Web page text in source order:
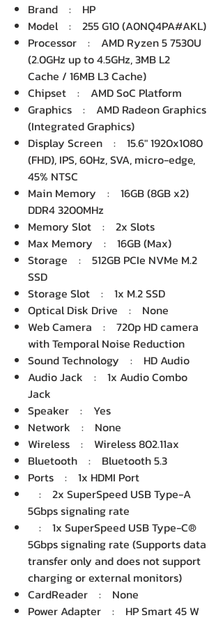
Brand : HP
Model : 255 G10 (A0NQ4PA#AKL)
Processor : AMD Ryzen 5 7530U
(2.0GHz up to 4.5GHz, 3MB L2
Cache / 16MB L3 Cache)
Chipset : AMD SoC Platform
Graphics : AMD Radeon Graphics
(Integrated Graphics)
Display Screen : 15.6" 1920x1080
(FHD), IPS, 60Hz, SVA, micro-edge,
45% NTSC
Main Memory : 16GB (8GB x2)
DDR4 3200MHz
Memory Slot : 2x Slots
Max Memory : 16GB (Max)
Storage : 512GB PCIe NVMe M.2
SSD
Storage Slot : 1x M.2 SSD
Optical Disk Drive : None
Web Camera : 720p HD camera
with Temporal Noise Reduction
Sound Technology : HD Audio
Audio Jack : 1x Audio Combo
Jack
Speaker : Yes
Network : None
Wireless : Wireless 802.11ax
Bluetooth : Bluetooth 5.3
Ports : 1x HDMI Port
: 2x SuperSpeed USB Type-A
5Gbps signaling rate
: 1x SuperSpeed USB Type-C®
5Gbps signaling rate (Supports data
transfer only and does not support
charging or external monitors)
CardReader : None
Power Adapter : HP Smart 45 W